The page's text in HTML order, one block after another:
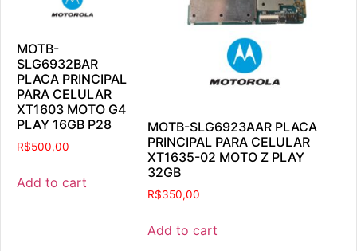
MOTB-
SLG6932BAR
PLACA PRINCIPAL
PARA CELULAR
XT1603 MOTO G4
PLAY 16GB P28
R$500,00
Add to cart
MOTB-SLG6923AAR PLACA
PRINCIPAL PARA CELULAR
XT1635-02 MOTO Z PLAY
32GB
R$350,00
Add to cart